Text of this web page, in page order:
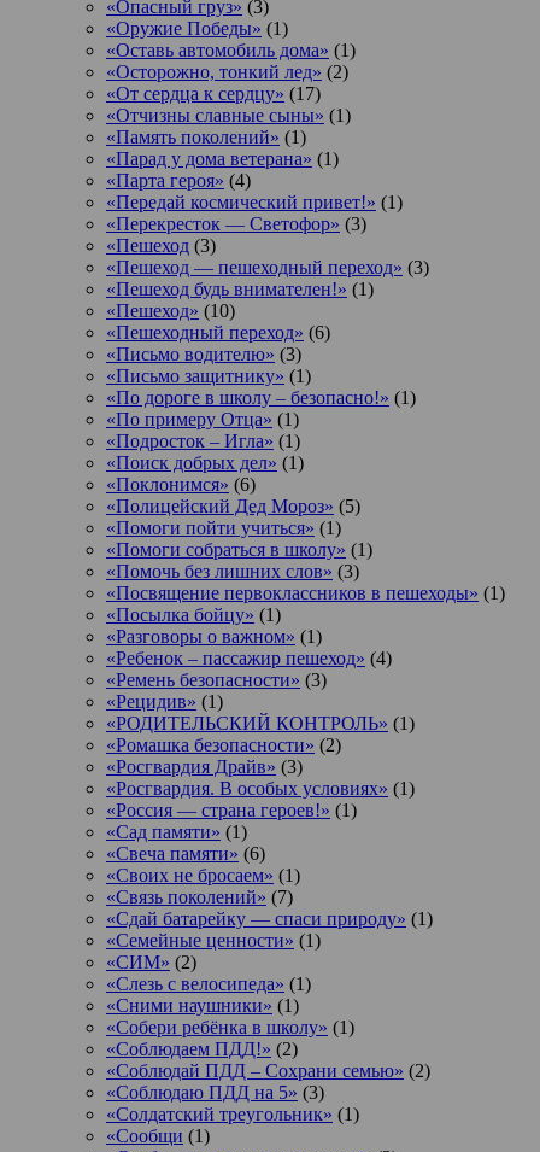
«Опасный груз» (3)
«Оружие Победы» (1)
«Оставь автомобиль дома» (1)
«Осторожно, тонкий лед» (2)
«От сердца к сердцу» (17)
«Отчизны славные сыны» (1)
«Память поколений» (1)
«Парад у дома ветерана» (1)
«Парта героя» (4)
«Передай космический привет!» (1)
«Перекресток — Светофор» (3)
«Пешеход (3)
«Пешеход — пешеходный переход» (3)
«Пешеход будь внимателен!» (1)
«Пешеход» (10)
«Пешеходный переход» (6)
«Письмо водителю» (3)
«Письмо защитнику» (1)
«По дороге в школу – безопасно!» (1)
«По примеру Отца» (1)
«Подросток ‒ Игла» (1)
«Поиск добрых дел» (1)
«Поклонимся» (6)
«Полицейский Дед Мороз» (5)
«Помоги пойти учиться» (1)
«Помоги собраться в школу» (1)
«Помочь без лишних слов» (3)
«Посвящение первоклассников в пешеходы» (1)
«Посылка бойцу» (1)
«Разговоры о важном» (1)
«Ребенок – пассажир пешеход» (4)
«Ремень безопасности» (3)
«Рецидив» (1)
«РОДИТЕЛЬСКИЙ КОНТРОЛЬ» (1)
«Ромашка безопасности» (2)
«Росгвардия Драйв» (3)
«Росгвардия. В особых условиях» (1)
«Россия — страна героев!» (1)
«Сад памяти» (1)
«Свеча памяти» (6)
«Своих не бросаем» (1)
«Связь поколений» (7)
«Сдай батарейку — спаси природу» (1)
«Семейные ценности» (1)
«СИМ» (2)
«Слезь с велосипеда» (1)
«Сними наушники» (1)
«Собери ребёнка в школу» (1)
«Соблюдаем ПДД!» (2)
«Соблюдай ПДД – Сохрани семью» (2)
«Соблюдаю ПДД на 5» (3)
«Солдатский треугольник» (1)
«Сообщи (1)